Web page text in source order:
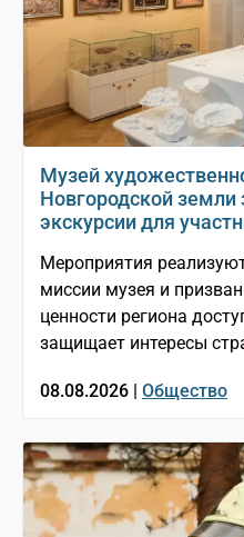
Музей
Новгородской земли
экскурсии для
Мероприятия
миссии музея и
ценности региона
защищает интересы
08.08.2026 | Общество